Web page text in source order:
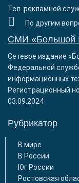
Тел. рекламной
По другим
СМИ «Большой
Сетевое издание
Федеральной
информационных
Регистрационный
03.09.2024
Рубрикатор
В мире
В России
Юг России
Ростовская